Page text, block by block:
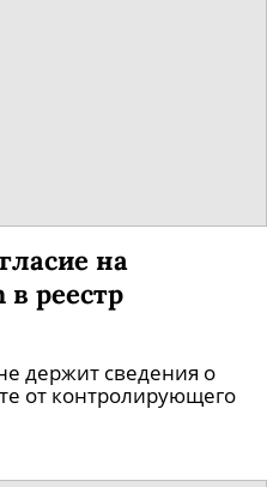
на
в реестр
держит сведения о
от контролирующего